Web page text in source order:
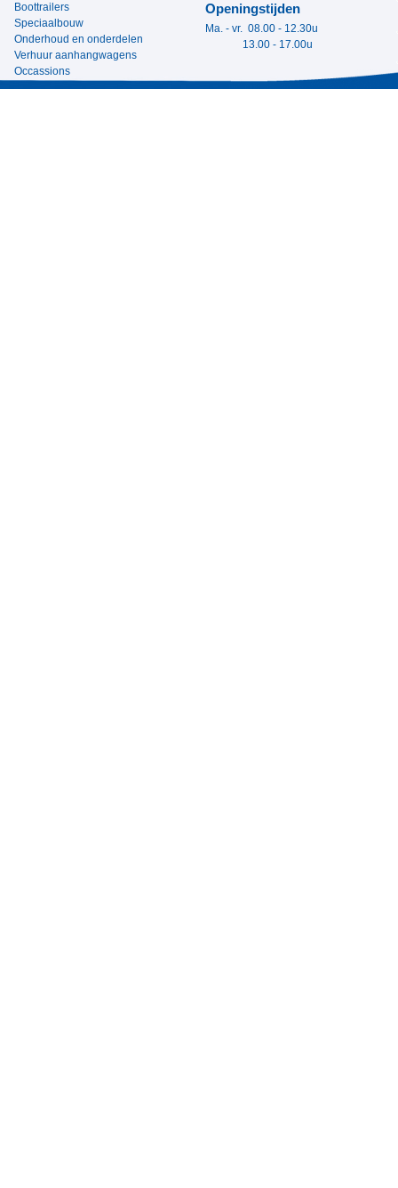
Boottrailers
Speciaalbouw
Onderhoud en onderdelen
Verhuur aanhangwagens
Occassions
Openingstijden
Ma. - vr. 08.00 - 12.30u
13.00 - 17.00u